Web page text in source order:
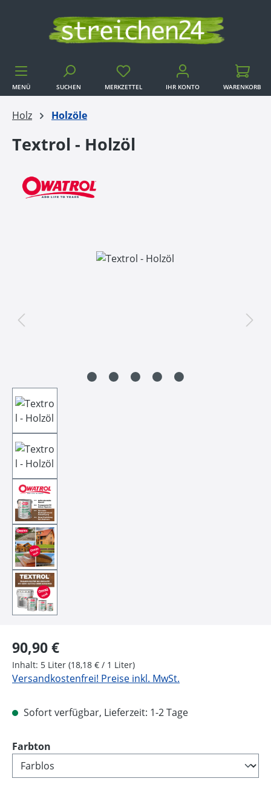
Zum Hauptinhalt springen
MENÜ SUCHEN MERKZETTEL IHR KONTO
WARENKORB
Holz Holzöle
Textrol - Holzöl
Bildergalerie überspringen
Regulärer Preis:
90,90 €
Inhalt: 5 Liter (18,18 € / 1 Liter)
Versandkostenfrei! Preise inkl. MwSt.
Sofort verfügbar, Lieferzeit: 1-2 Tage
Farbton